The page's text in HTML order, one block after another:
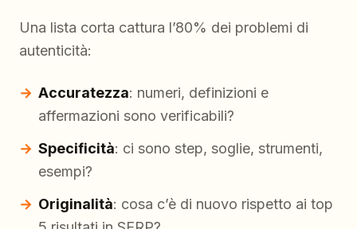
Una lista corta cattura l’80% dei problemi di
autenticità:
Accuratezza: numeri, definizioni e
affermazioni sono verificabili?
Specificità: ci sono step, soglie, strumenti,
esempi?
Originalità: cosa c’è di nuovo rispetto ai top